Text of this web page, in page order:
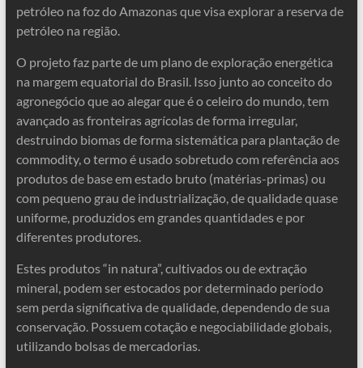
petróleo na foz do Amazonas que visa explorar a reserva de
petróleo na região.
O projeto faz parte de um plano de exploração energética
na margem equatorial do Brasil. Isso junto ao conceito do
agronegócio que ao alegar que é o celeiro do mundo, tem
avançado as fronteiras agrícolas de forma irregular,
destruindo biomas de forma sistemática para plantação de
commodity, o termo é usado sobretudo com referência aos
produtos de base em estado bruto (matérias-primas) ou
com pequeno grau de industrialização, de qualidade quase
uniforme, produzidos em grandes quantidades e por
diferentes produtores.
Estes produtos “in natura”, cultivados ou de extração
mineral, podem ser estocados por determinado período
sem perda significativa de qualidade, dependendo de sua
conservação. Possuem cotação e negociabilidade globais,
utilizando bolsas de mercadorias.